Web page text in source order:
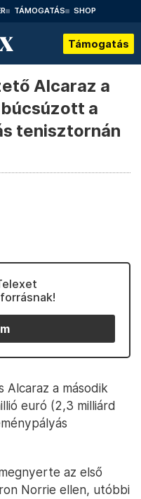
TÁMOGATÁS SHOP
Támogatás
Alcaraz a
a
tenisztornán
Alcaraz a második
euró (2,3 milliárd
az első
Norrie ellen, utóbbi